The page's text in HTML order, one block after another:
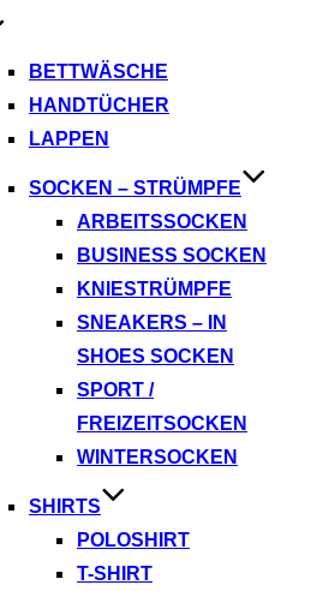
BETTWÄSCHE
HANDTÜCHER
LAPPEN
SOCKEN – STRÜMPFE
ARBEITSSOCKEN
BUSINESS SOCKEN
KNIESTRÜMPFE
SNEAKERS – IN
SHOES SOCKEN
SPORT /
FREIZEITSOCKEN
WINTERSOCKEN
SHIRTS
POLOSHIRT
T-SHIRT